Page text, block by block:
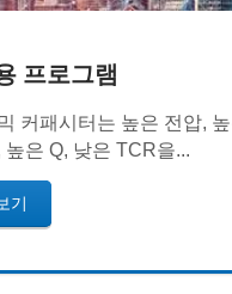
프로그램
커패시터는 높은 전압,
높은 Q, 낮은 TCR을...
기